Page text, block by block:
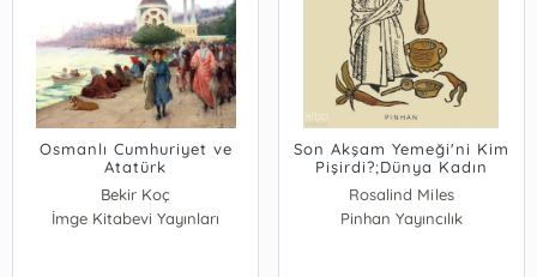
Osmanlı Cumhuriyet ve
Atatürk
Bekir Koç
İmge Kitabevi Yayınları
Son Akşam Yemeği'ni Kim
Pişirdi?;Dünya Kadın
Tarihi
Rosalind Miles
Pinhan Yayıncılık